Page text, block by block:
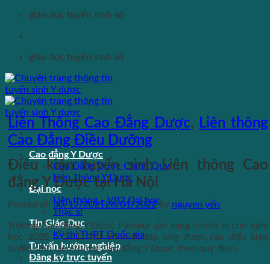
Skip
content
giáo dục tuyển sinh số
giáo dục tuyển sinh số
Cao đẳng Y Dược
Cao Đẳng Dược Chính Quy
Liên Thông Y Dược
Đại học
Liên thông – VB2 Đại học
Thạc sĩ
Tin Giáo Dục
Kỳ thi THPT Quốc gia
Tư vấn hướng nghiệp
Đăng ký trực tuyến
Liên Thông Cao Đẳng Dược,
Liên thông
Cao Đẳng Điều Dưỡng
Điều kiện tuyển sinh Liên thông Cao
đẳng Y Dược tại Hà Nội
Posted on 30/12/202126/01/2022by nguyen yến
Trường Cao đẳng Y Dược Pasteur sẵn sàng chuẩn bị cho năm
học 2022 – 2023 khi thí sinh đáp ứng được các điểu kiện
tuyển sinh Liên thông Cao đẳng Y Dược theo quy định.